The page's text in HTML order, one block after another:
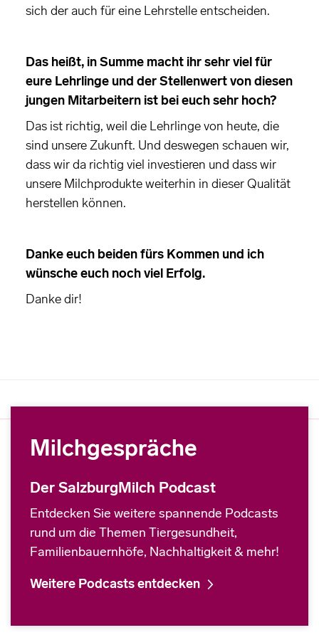
sich der auch für eine Lehrstelle entscheiden.
Das heißt, in Summe macht ihr sehr viel für
eure Lehrlinge und der Stellenwert von diesen
jungen Mitarbeitern ist bei euch sehr hoch?
Das ist richtig, weil die Lehrlinge von heute, die
sind unsere Zukunft. Und deswegen schauen wir,
dass wir da richtig viel investieren und dass wir
unsere Milchprodukte weiterhin in dieser Qualität
herstellen können.
Danke euch beiden fürs Kommen und ich
wünsche euch noch viel Erfolg.
Danke dir!
Milchgespräche
Der SalzburgMilch Podcast
Entdecken Sie weitere spannende Podcasts
rund um die Themen Tiergesundheit,
Familienbauernhöfe, Nachhaltigkeit & mehr!
Weitere Podcasts entdecken